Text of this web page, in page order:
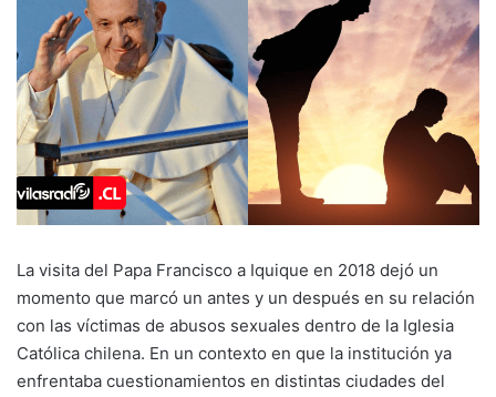
La visita del Papa Francisco a Iquique en 2018 dejó un
momento que marcó un antes y un después en su relación
con las víctimas de abusos sexuales dentro de la Iglesia
Católica chilena. En un contexto en que la institución ya
enfrentaba cuestionamientos en distintas ciudades del